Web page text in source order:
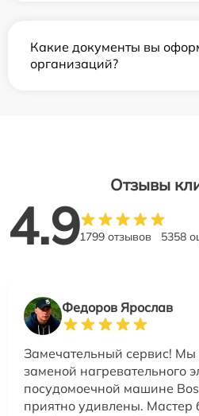
Какие документы вы
организаций?
Отзывы
4.91799 отзывов 5358
Федоров Ярослав
Замечательный сервис! Мы
заменой нагревательного
посудомоечной машине
приятно удивлены. Мастер